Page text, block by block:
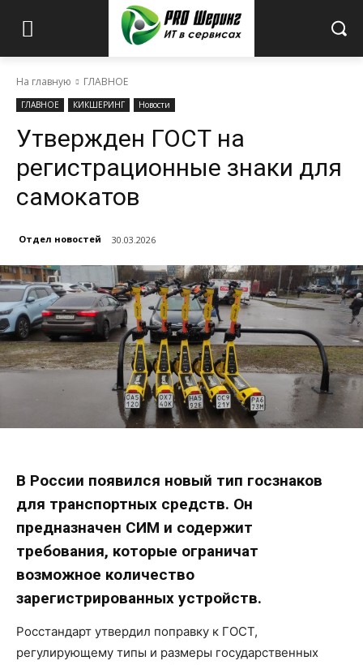
На главную ГЛАВНОЕ
ГЛАВНОЕ КИКШЕРИНГ Новости
Утвержден ГОСТ на
регистрационные знаки для
самокатов
Отдел новостей 30.03.2026
В России появился новый тип госзнаков
для транспортных средств. Он
предназначен СИМ и содержит
требования, которые ограничат
возможное количество
зарегистрированных устройств.
Росстандарт утвердил поправку к ГОСТ,
регулирующему типы и размеры государственных